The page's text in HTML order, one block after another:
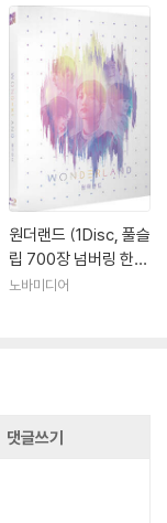
원더랜드 (1Disc, 풀슬
립 700장 넘버링 한정
판) : 블루레이
노바미디어
댓글쓰기